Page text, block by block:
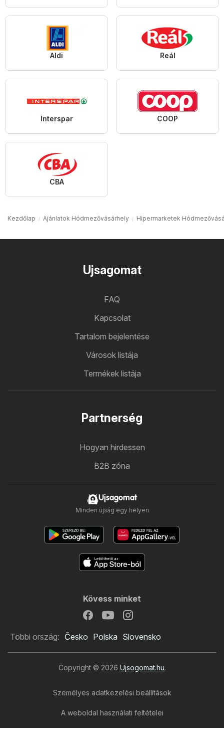
Aldi Reál
Interspar COOP
CBA
Kezdőlap Ajánlatok Hódmezővásárhely Hipermarketek
Ujsagomat
FAQ
Kapcsolat
Tartalom bejelentése
Városok listája
Termékek listája
Partnerség
Hogyan hirdessen
B2B zóna
Ujsagomat
Minden újság egy helyen
Kövess minket
Többi ország: Česko Polska Slovensko
Copyright © 2026 Ujsogomat.hu.
Személyes adatkezelési beállítások
A weboldal használati feltételei